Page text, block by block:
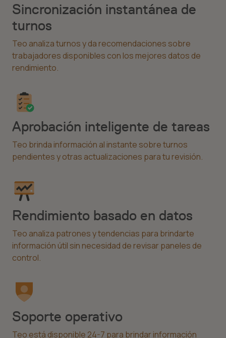
Sincronización instantánea de
turnos
Teo analiza turnos y da recomendaciones sobre
trabajadores disponibles con los mejores datos de
rendimiento.
Aprobación inteligente de tareas
Teo brinda información al instante sobre turnos
pendientes y otras actualizaciones para tu revisión.
Rendimiento basado en datos
Teo analiza patrones y tendencias para brindarte
información útil sin necesidad de revisar paneles de
control.
Soporte operativo
Teo está disponible 24-7 para brindar información